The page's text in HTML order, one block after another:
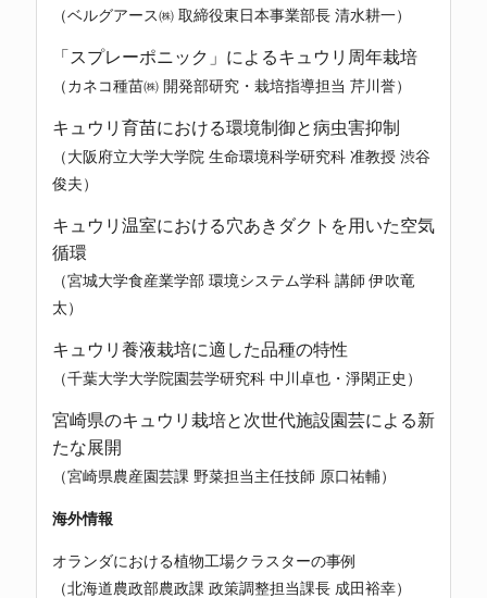
（ベルグアース㈱ 取締役東日本事業部長 清水耕一）
「スプレーポニック」によるキュウリ周年栽培
（カネコ種苗㈱ 開発部研究・栽培指導担当 芹川誉）
キュウリ育苗における環境制御と病虫害抑制
（大阪府立大学大学院 生命環境科学研究科 准教授 渋谷
俊夫）
キュウリ温室における穴あきダクトを用いた空気
循環
（宮城大学食産業学部 環境システム学科 講師 伊吹竜
太）
キュウリ養液栽培に適した品種の特性
（千葉大学大学院園芸学研究科 中川卓也・淨閑正史）
宮崎県のキュウリ栽培と次世代施設園芸による新
たな展開
（宮崎県農産園芸課 野菜担当主任技師 原口祐輔）
海外情報
オランダにおける植物工場クラスターの事例
（北海道農政部農政課 政策調整担当課長 成田裕幸）